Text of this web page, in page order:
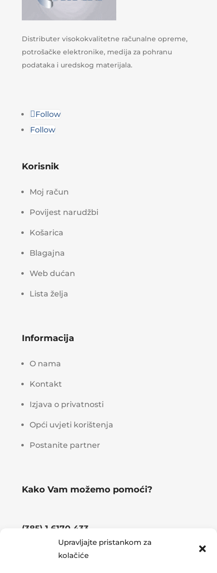
Upravljajte pristankom za
kolačiće
Distributer visokokvalitetne računalne opreme,
potrošačke elektronike, medija za pohranu
podataka i uredskog materijala.
Follow
Follow
Korisnik
Moj račun
Povijest narudžbi
Košarica
Blagajna
Web dućan
Lista želja
Informacija
O nama
Kontakt
Izjava o privatnosti
Opći uvjeti korištenja
Postanite partner
Kako Vam možemo pomoći?
(385) 1 6170 433